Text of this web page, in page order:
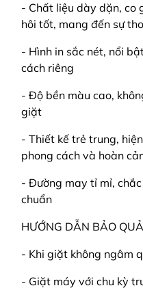
- Chất liệu dày dặn, co
hôi tốt, mang đến sự
- Hình in sắc nét, nổi
cách riêng
- Độ bền màu cao,
giặt
- Thiết kế trẻ trung,
phong cách và hoàn
- Đường may tỉ mỉ,
chuẩn
HƯỚNG DẪN BẢO
- Khi giặt không ngâm
- Giặt máy với chu kỳ